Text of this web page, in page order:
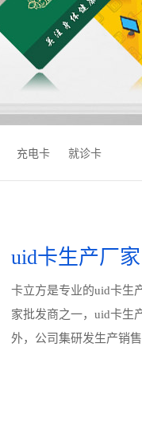
充电卡 就诊卡
uid卡生产厂家
卡立方是专业的uid卡生
家批发商之一，uid卡生
外，公司集研发生产销